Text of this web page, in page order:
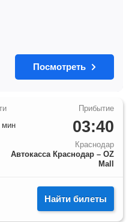
Посмотреть
03:40
Краснодар
Автокасса Краснодар – OZ
Mall
мин
Найти билеты